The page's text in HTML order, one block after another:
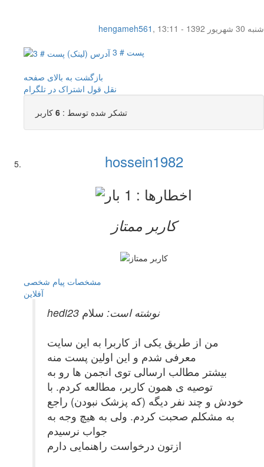
hengameh561 ,
شنبه 30 شهریور 1392 - 13:11
پست # 3
بازگشت به بالای صفحه
نقل قول اشتراک در تلگرام
تشکر شده توسط : 6 کاربر
hossein1982
کاربر ممتاز
مشخصات پیام شخصی
آفلاين
hedi23 نوشته است: سلام
من از طریق یکی از کاربرا به این سایت
معرفی شدم و این اولین پست منه
بیشتر مطالب ارسالی توی انجمن ها رو به
توصیه ی همون کاربر، مطالعه کردم. با
خودش و چند نفر دیگه (که پزشک نبودن) راجع
به مشکلم صحبت کردم. ولی به هیچ وجه به
جواب نرسیدم
ازتون درخواست راهنمایی دارم